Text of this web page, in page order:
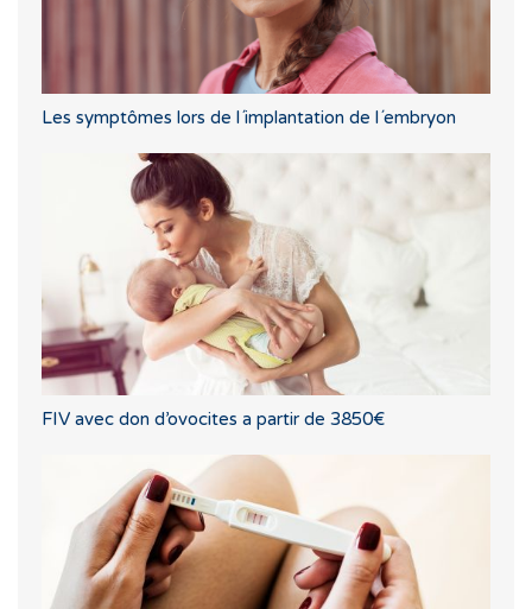
Les symptômes lors de l´implantation de l´embryon
FIV avec don d’ovocites a partir de 3850€